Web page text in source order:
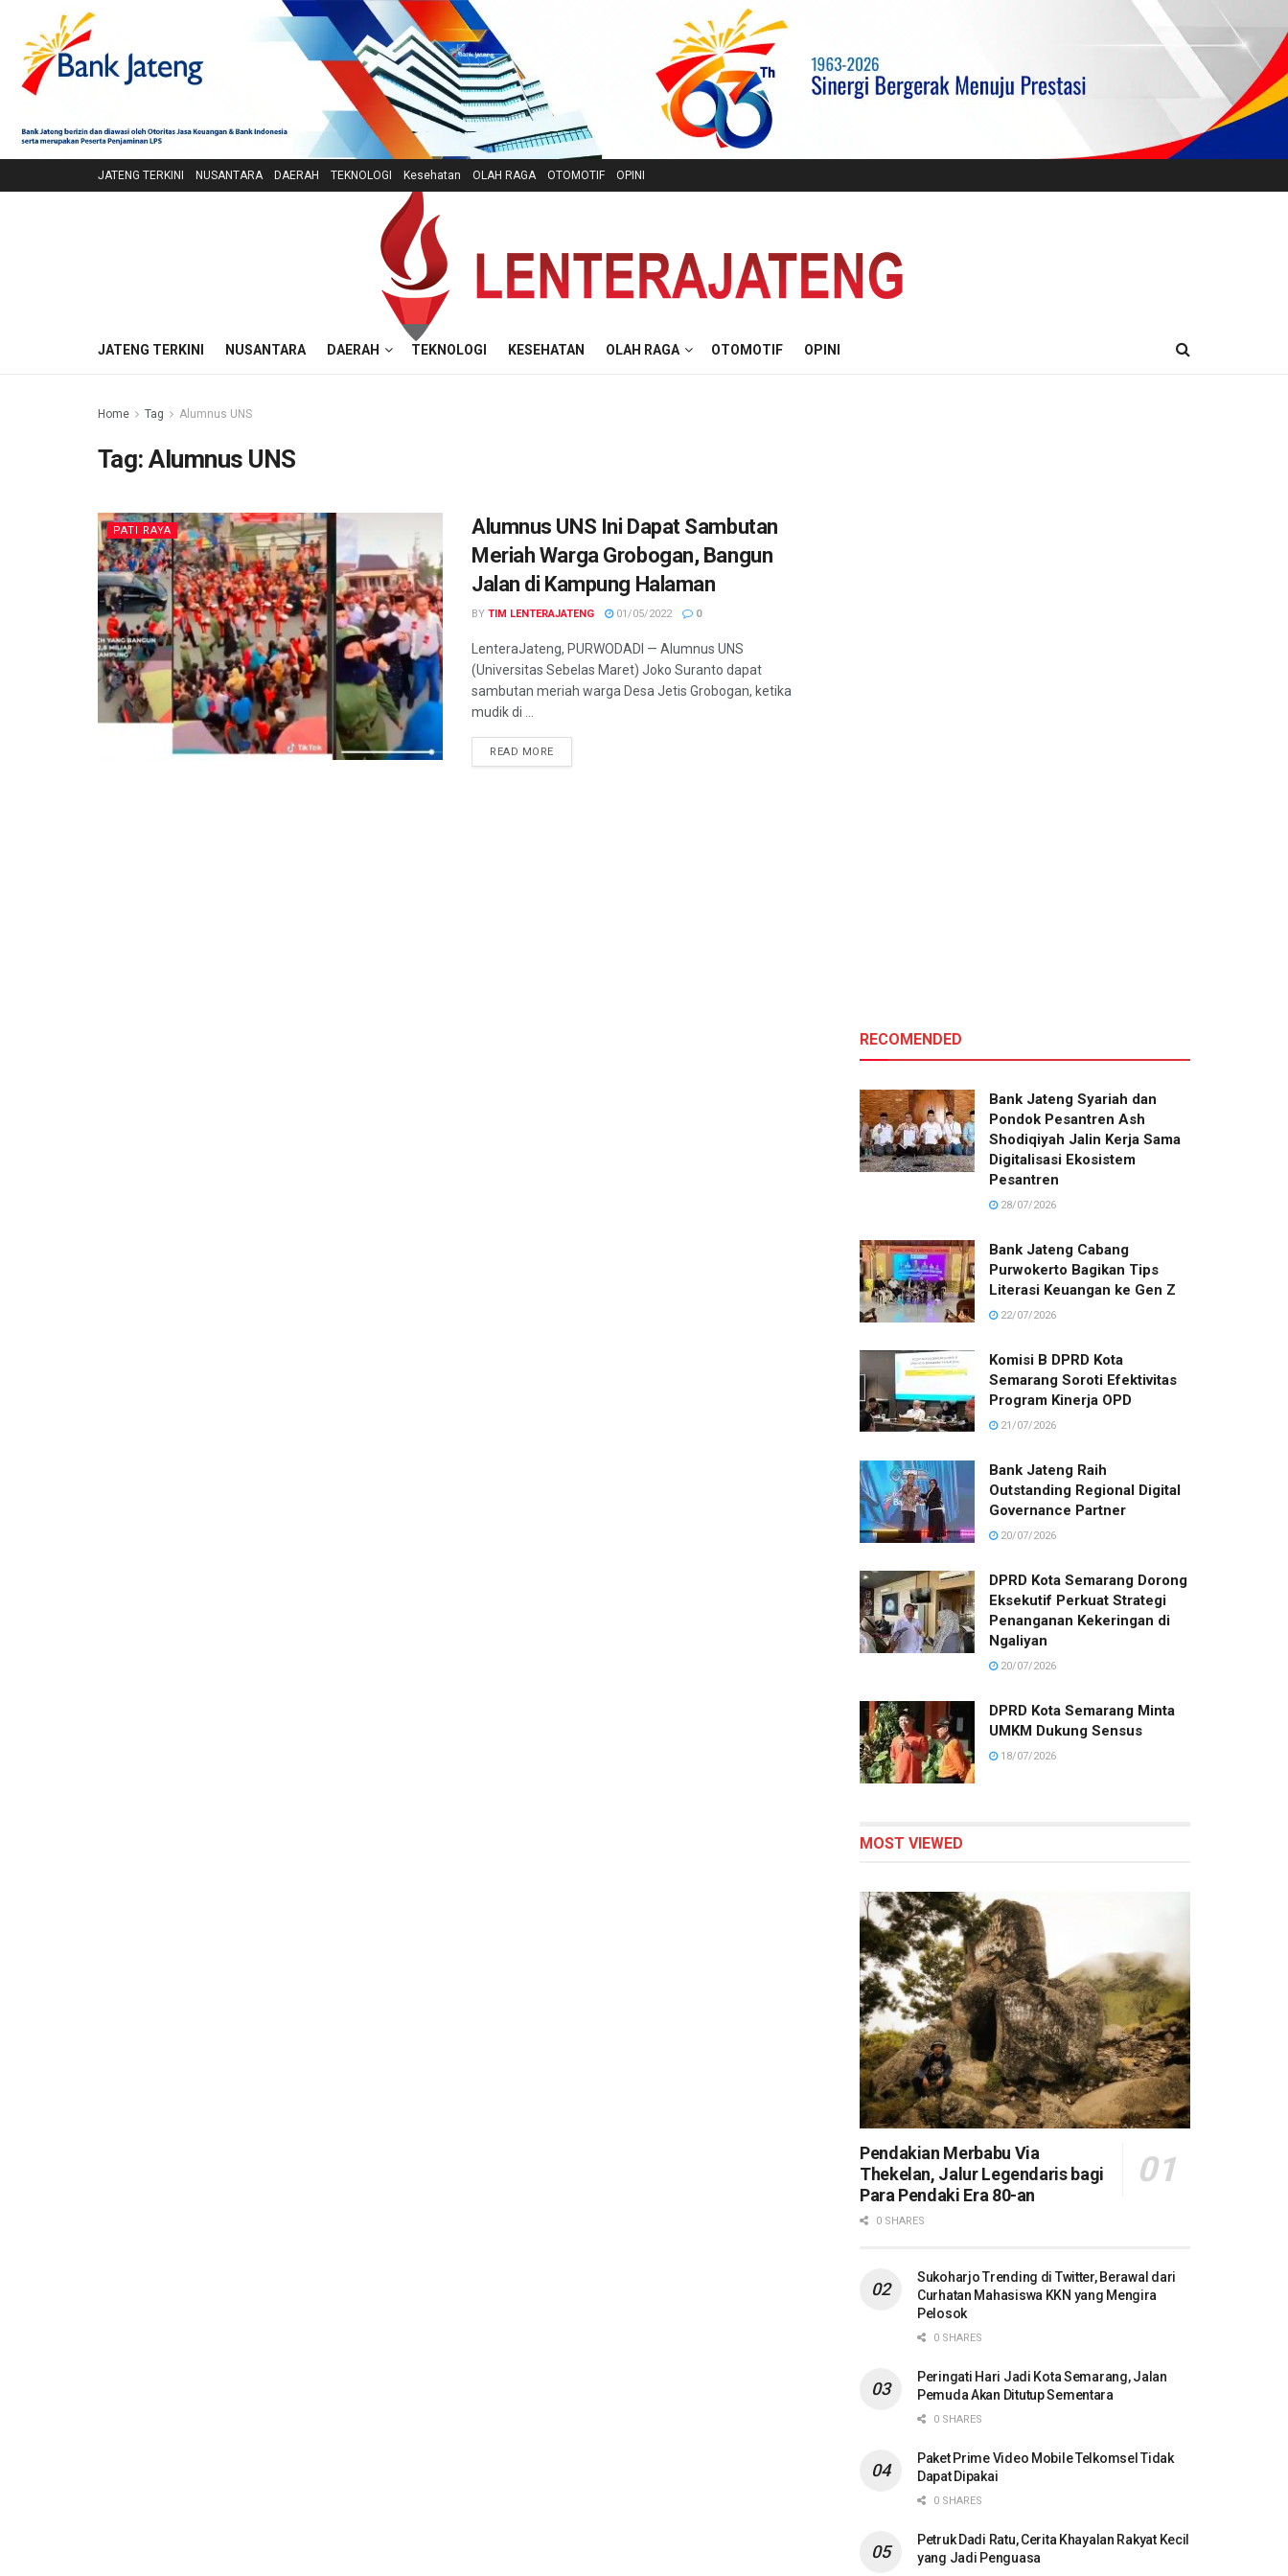
JATENG TERKINI NUSANTARA DAERAH TEKNOLOGI Kesehatan OLAH RAGA OTOMOTIF OPINI
JATENG TERKINI NUSANTARA DAERAH TEKNOLOGI KESEHATAN OLAH RAGA OTOMOTIF OPINI
Home Tag Alumnus UNS
Tag:Alumnus UNS
PATI RAYA
Alumnus UNS Ini Dapat Sambutan
Meriah Warga Grobogan, Bangun
Jalan di Kampung Halaman
BY TIM LENTERAJATENG 01/05/2022 0
LenteraJateng, PURWODADI — Alumnus UNS
(Universitas Sebelas Maret) Joko Suranto dapat
sambutan meriah warga Desa Jetis Grobogan, ketika
mudik di ...
READ MOREDETAILS
RECOMENDED
Bank Jateng Syariah dan
Pondok Pesantren Ash
Shodiqiyah Jalin Kerja Sama
Digitalisasi Ekosistem
Pesantren
28/07/2026
Bank Jateng Cabang
Purwokerto Bagikan Tips
Literasi Keuangan ke Gen Z
22/07/2026
Komisi B DPRD Kota
Semarang Soroti Efektivitas
Program Kinerja OPD
21/07/2026
Bank Jateng Raih
Outstanding Regional Digital
Governance Partner
20/07/2026
DPRD Kota Semarang Dorong
Eksekutif Perkuat Strategi
Penanganan Kekeringan di
Ngaliyan
20/07/2026
DPRD Kota Semarang Minta
UMKM Dukung Sensus
18/07/2026
MOST VIEWED
Pendakian Merbabu Via
Thekelan, Jalur Legendaris bagi
Para Pendaki Era 80-an
0 SHARES
Sukoharjo Trending di Twitter, Berawal dari
Curhatan Mahasiswa KKN yang Mengira
Pelosok
0 SHARES
Peringati Hari Jadi Kota Semarang, Jalan
Pemuda Akan Ditutup Sementara
0 SHARES
Paket Prime Video Mobile Telkomsel Tidak
Dapat Dipakai
0 SHARES
Petruk Dadi Ratu, Cerita Khayalan Rakyat Kecil
yang Jadi Penguasa